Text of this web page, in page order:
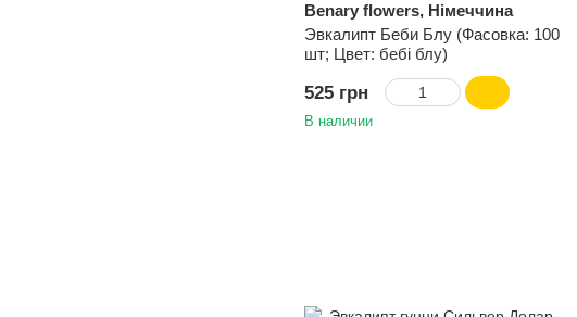
Benary flowers, Німеччина
Эвкалипт Беби Блу (Фасовка: 100
шт; Цвет: бебі блу)
525 грн
В наличии